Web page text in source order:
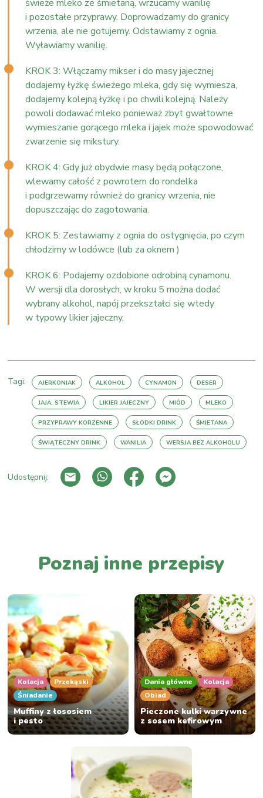
świeże mleko ze śmietaną, wrzucamy wanilię
i pozostałe przyprawy. Doprowadzamy do granicy
wrzenia, ale nie gotujemy. Odstawiamy z ognia.
Wyławiamy wanilię.
KROK 3: Włączamy mikser i do masy jajecznej
dodajemy łyżkę świeżego mleka, gdy się wymiesza,
dodajemy kolejną łyżkę i po chwili kolejną. Należy
powoli dodawać mleko ponieważ zbyt gwałtowne
wymieszanie gorącego mleka i jajek może spowodować
zwarzenie się mikstury.
KROK 4: Gdy już obydwie masy będą połączone,
wlewamy całość z powrotem do rondelka
i podgrzewamy również do granicy wrzenia, nie
dopuszczając do zagotowania.
KROK 5: Zestawiamy z ognia do ostygnięcia, po czym
chłodzimy w lodówce (lub za oknem )
KROK 6: Podajemy ozdobione odrobiną cynamonu.
W wersji dla dorosłych, w kroku 5 można dodać
wybrany alkohol, napój przekształci się wtedy
w typowy likier jajeczny.
Tagi: AJERKONIAK ALKOHOL CYNAMON DESER
JAJA. STEWIA LIKIER JAJECZNY MIÓD MLEKO
PRZYPRAWY KORZENNE SŁODKI DRINK ŚMIETANA
ŚWIĄTECZNY DRINK WANILIA WERSJA BEZ ALKOHOLU
Udostępnij:
Poznaj inne przepisy
Kolacja
Przekąski
Śniadanie
Muffiny z łososiem
i pesto
Dania główne
Kolacja
Obiad
Pieczone kulki warzywne
z sosem kefirowym